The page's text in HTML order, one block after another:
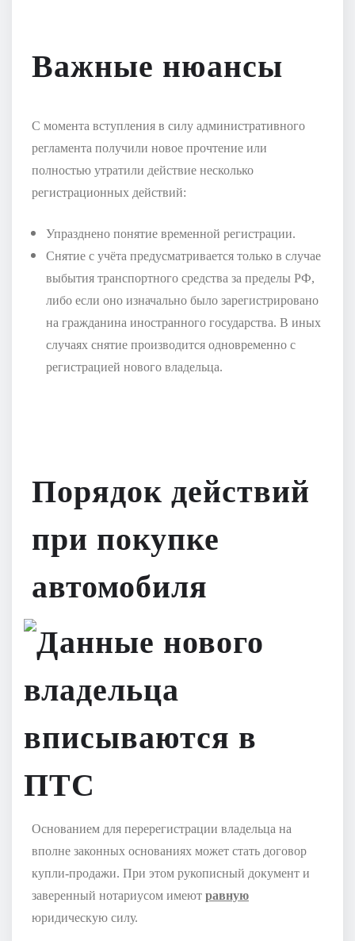
Важные нюансы
С момента вступления в силу административного
регламента получили новое прочтение или
полностью утратили действие несколько
регистрационных действий:
Упразднено понятие временной регистрации.
Снятие с учёта предусматривается только в случае
выбытия транспортного средства за пределы РФ,
либо если оно изначально было зарегистрировано
на гражданина иностранного государства. В иных
случаях снятие производится одновременно с
регистрацией нового владельца.
Порядок действий
при покупке
автомобиля
Основанием для перерегистрации владельца на
вполне законных основаниях может стать договор
купли-продажи. При этом рукописный документ и
заверенный нотариусом имеют равную
юридическую силу.